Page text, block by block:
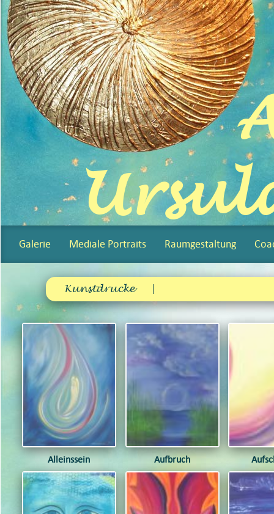
Galerie Mediale Portraits Raumgestaltung
Kunstdrucke
Alleinssein Aufbruch